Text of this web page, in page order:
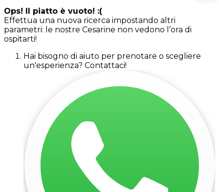
Ops! Il piatto è vuoto! :(
Effettua una nuova ricerca impostando altri
parametri: le nostre Cesarine non vedono l’ora di
ospitarti!
Hai bisogno di aiuto per prenotare o scegliere
un'esperienza? Contattaci!